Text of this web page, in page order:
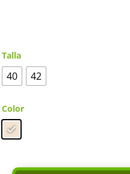
Talla
40 42
Color